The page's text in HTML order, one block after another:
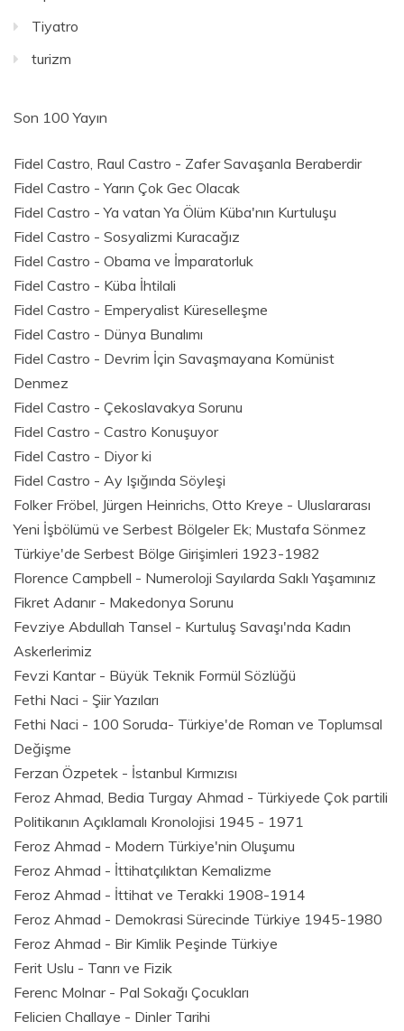
Tiyatro
turizm
Son 100 Yayın
Fidel Castro, Raul Castro - Zafer Savaşanla Beraberdir
Fidel Castro - Yarın Çok Gec Olacak
Fidel Castro - Ya vatan Ya Ölüm Küba'nın Kurtuluşu
Fidel Castro - Sosyalizmi Kuracağız
Fidel Castro - Obama ve İmparatorluk
Fidel Castro - Küba İhtilali
Fidel Castro - Emperyalist Küreselleşme
Fidel Castro - Dünya Bunalımı
Fidel Castro - Devrim İçin Savaşmayana Komünist
Denmez
Fidel Castro - Çekoslavakya Sorunu
Fidel Castro - Castro Konuşuyor
Fidel Castro - Diyor ki
Fidel Castro - Ay Işığında Söyleşi
Folker Fröbel, Jürgen Heinrichs, Otto Kreye - Uluslararası
Yeni İşbölümü ve Serbest Bölgeler Ek; Mustafa Sönmez
Türkiye'de Serbest Bölge Girişimleri 1923-1982
Florence Campbell - Numeroloji Sayılarda Saklı Yaşamınız
Fikret Adanır - Makedonya Sorunu
Fevziye Abdullah Tansel - Kurtuluş Savaşı'nda Kadın
Askerlerimiz
Fevzi Kantar - Büyük Teknik Formül Sözlüğü
Fethi Naci - Şiir Yazıları
Fethi Naci - 100 Soruda- Türkiye'de Roman ve Toplumsal
Değişme
Ferzan Özpetek - İstanbul Kırmızısı
Feroz Ahmad, Bedia Turgay Ahmad - Türkiyede Çok partili
Politikanın Açıklamalı Kronolojisi 1945 - 1971
Feroz Ahmad - Modern Türkiye'nin Oluşumu
Feroz Ahmad - İttihatçılıktan Kemalizme
Feroz Ahmad - İttihat ve Terakki 1908-1914
Feroz Ahmad - Demokrasi Sürecinde Türkiye 1945-1980
Feroz Ahmad - Bir Kimlik Peşinde Türkiye
Ferit Uslu - Tanrı ve Fizik
Ferenc Molnar - Pal Sokağı Çocukları
Felicien Challaye - Dinler Tarihi